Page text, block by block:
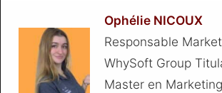
Ophélie NICOUX
Responsable
WhySoft Group
Master en